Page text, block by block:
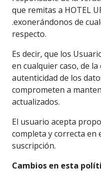
que remitas a HOTEL
.exonerándonos de
respecto.
Es decir, que los
en cualquier caso, de
autenticidad de los
comprometen a
actualizados.
El usuario acepta
completa y correcta
suscripción.
Cambios en esta